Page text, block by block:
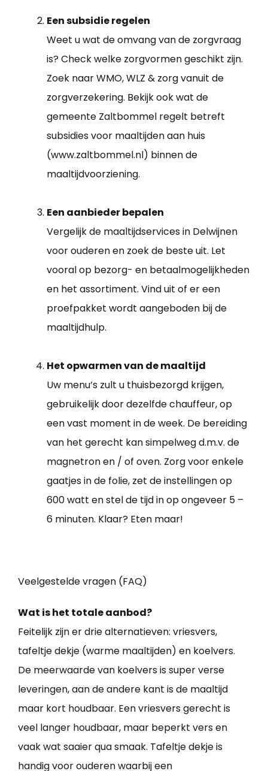
Een subsidie regelen
Weet u wat de omvang van de zorgvraag
is? Check welke zorgvormen geschikt zijn.
Zoek naar WMO, WLZ & zorg vanuit de
zorgverzekering. Bekijk ook wat de
gemeente Zaltbommel regelt betreft
subsidies voor maaltijden aan huis
(www.zaltbommel.nl) binnen de
maaltijdvoorziening.
Een aanbieder bepalen
Vergelijk de maaltijdservices in Delwijnen
voor ouderen en zoek de beste uit. Let
vooral op bezorg- en betaalmogelijkheden
en het assortiment. Vind uit of er een
proefpakket wordt aangeboden bij de
maaltijdhulp.
Het opwarmen van de maaltijd
Uw menu’s zult u thuisbezorgd krijgen,
gebruikelijk door dezelfde chauffeur, op
een vast moment in de week. De bereiding
van het gerecht kan simpelweg d.m.v. de
magnetron en / of oven. Zorg voor enkele
gaatjes in de folie, zet de instellingen op
600 watt en stel de tijd in op ongeveer 5 –
6 minuten. Klaar? Eten maar!
Veelgestelde vragen (FAQ)
Wat is het totale aanbod?
Feitelijk zijn er drie alternatieven: vriesvers,
tafeltje dekje (warme maaltijden) en koelvers.
De meerwaarde van koelvers is super verse
leveringen, aan de andere kant is de maaltijd
maar kort houdbaar. Een vriesvers gerecht is
veel langer houdbaar, maar beperkt vers en
vaak wat saaier qua smaak. Tafeltje dekje is
handig voor ouderen waarbij een